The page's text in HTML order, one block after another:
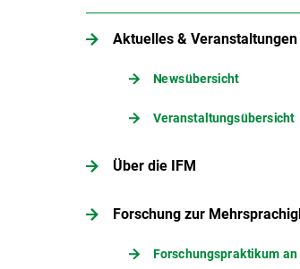
Aktuelles & Veranstaltungen
Newsübersicht
Veranstaltungsübersicht
Über die IFM
Forschung zur
Forschungspraktikum